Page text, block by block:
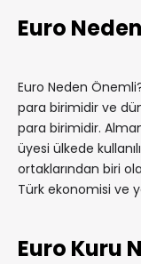
Euro
Euro Neden
para birimidir ve
para birimidir.
üyesi ülkede
ortaklarından biri
Türk ekonomisi ve
Euro Kuru